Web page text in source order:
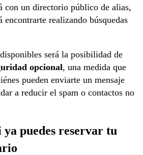
con un directorio público de alias,
realizando búsquedas
será la posibilidad de
opcional, una medida que
pueden enviarte un mensaje
a reducir el spam o contactos no
puedes reservar tu